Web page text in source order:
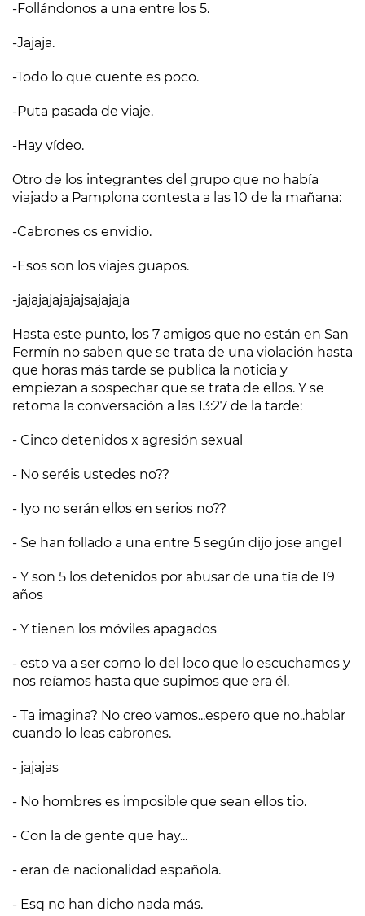
-Follándonos a una entre los 5.
-Jajaja.
-Todo lo que cuente es poco.
-Puta pasada de viaje.
-Hay vídeo.
Otro de los integrantes del grupo que no había
viajado a Pamplona contesta a las 10 de la mañana:
-Cabrones os envidio.
-Esos son los viajes guapos.
-jajajajajajajsajajaja
Hasta este punto, los 7 amigos que no están en San
Fermín no saben que se trata de una violación hasta
que horas más tarde se publica la noticia y
empiezan a sospechar que se trata de ellos. Y se
retoma la conversación a las 13:27 de la tarde:
- Cinco detenidos x agresión sexual
- No seréis ustedes no??
- Iyo no serán ellos en serios no??
- Se han follado a una entre 5 según dijo jose angel
- Y son 5 los detenidos por abusar de una tía de 19
años
- Y tienen los móviles apagados
- esto va a ser como lo del loco que lo escuchamos y
nos reíamos hasta que supimos que era él.
- Ta imagina? No creo vamos...espero que no..hablar
cuando lo leas cabrones.
- jajajas
- No hombres es imposible que sean ellos tio.
- Con la de gente que hay...
- eran de nacionalidad española.
- Esq no han dicho nada más.